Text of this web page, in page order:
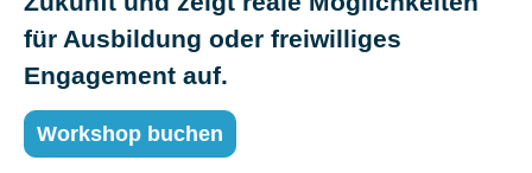
für Ausbildung oder freiwilliges
Engagement auf.
Workshop buchen